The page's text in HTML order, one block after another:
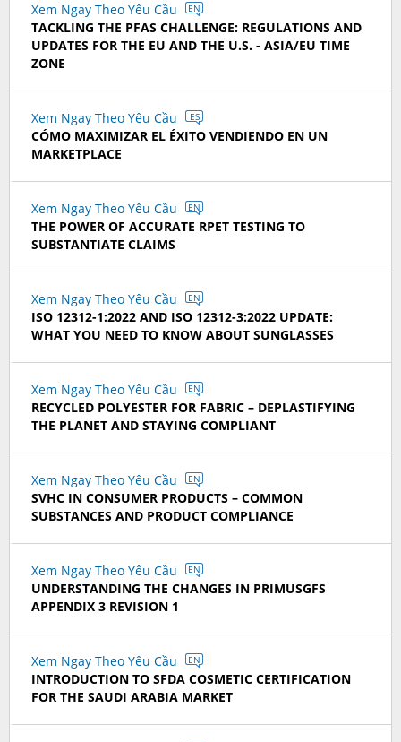
Xem Ngay Theo Yêu Cầu EN
TACKLING THE PFAS CHALLENGE: REGULATIONS AND
UPDATES FOR THE EU AND THE U.S. - ASIA/EU TIME
ZONE
Xem Ngay Theo Yêu Cầu ES
CÓMO MAXIMIZAR EL ÉXITO VENDIENDO EN UN
MARKETPLACE
Xem Ngay Theo Yêu Cầu EN
THE POWER OF ACCURATE RPET TESTING TO
SUBSTANTIATE CLAIMS
Xem Ngay Theo Yêu Cầu EN
ISO 12312-1:2022 AND ISO 12312-3:2022 UPDATE:
WHAT YOU NEED TO KNOW ABOUT SUNGLASSES
Xem Ngay Theo Yêu Cầu EN
RECYCLED POLYESTER FOR FABRIC – DEPLASTIFYING
THE PLANET AND STAYING COMPLIANT
Xem Ngay Theo Yêu Cầu EN
SVHC IN CONSUMER PRODUCTS – COMMON
SUBSTANCES AND PRODUCT COMPLIANCE
Xem Ngay Theo Yêu Cầu EN
UNDERSTANDING THE CHANGES IN PRIMUSGFS
APPENDIX 3 REVISION 1
Xem Ngay Theo Yêu Cầu EN
INTRODUCTION TO SFDA COSMETIC CERTIFICATION
FOR THE SAUDI ARABIA MARKET